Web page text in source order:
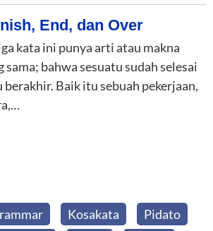
End, dan Over
kata ini punya arti atau makna
sama; bahwa sesuatu sudah selesai
berakhir. Baik itu sebuah pekerjaan,
Kosakata Pidato